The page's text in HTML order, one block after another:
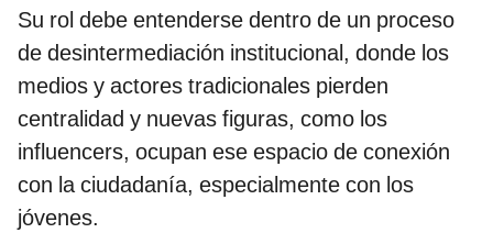
Su rol debe entenderse dentro de un proceso
de desintermediación institucional, donde los
medios y actores tradicionales pierden
centralidad y nuevas figuras, como los
influencers, ocupan ese espacio de conexión
con la ciudadanía, especialmente con los
jóvenes.